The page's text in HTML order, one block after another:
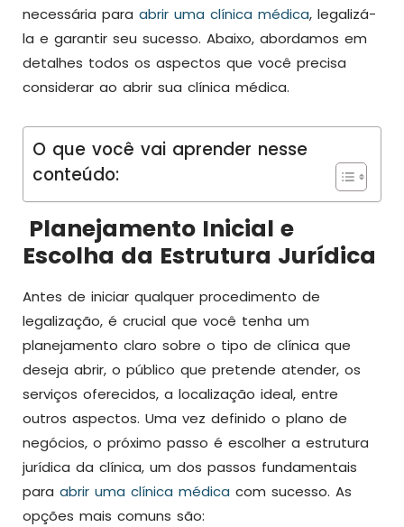
necessária para abrir uma clínica médica, legalizá-
la e garantir seu sucesso. Abaixo, abordamos em
detalhes todos os aspectos que você precisa
considerar ao abrir sua clínica médica.
O que você vai aprender nesse
conteúdo:
Planejamento Inicial e
Escolha da Estrutura Jurídica
Antes de iniciar qualquer procedimento de
legalização, é crucial que você tenha um
planejamento claro sobre o tipo de clínica que
deseja abrir, o público que pretende atender, os
serviços oferecidos, a localização ideal, entre
outros aspectos. Uma vez definido o plano de
negócios, o próximo passo é escolher a estrutura
jurídica da clínica, um dos passos fundamentais
para abrir uma clínica médica com sucesso. As
opções mais comuns são: